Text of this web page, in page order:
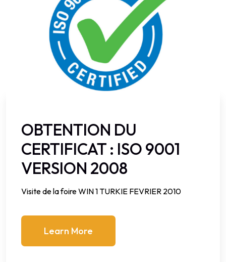
OBTENTION DU
CERTIFICAT : ISO 9001
VERSION 2008
Visite de la foire WIN 1 TURKIE FEVRIER 2010
Learn More